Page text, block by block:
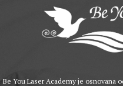
Be You Laser Academy je osnovana